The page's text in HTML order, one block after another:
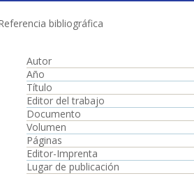
bibliográfica
Autor
Año
Título
Editor del trabajo
Documento
Volumen
Páginas
Editor-Imprenta
Lugar de publicación